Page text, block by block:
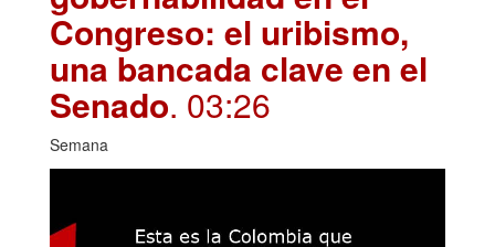
Congreso: el uribismo,
una bancada clave en el
Senado. 03:26
Semana